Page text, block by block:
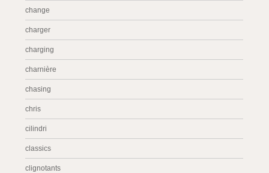
change
charger
charging
charnière
chasing
chris
cilindri
classics
clignotants